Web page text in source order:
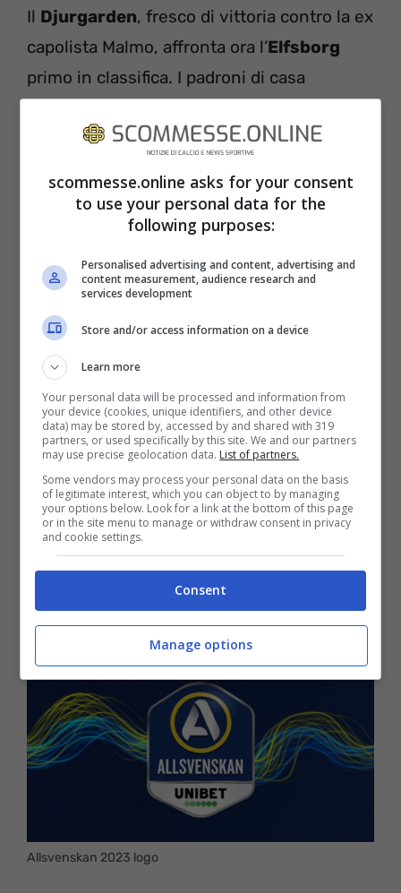
Il Djurgarden, fresco di vittoria contro la ex
capolista Malmo, affronta ora l’Elfsborg
primo in classifica. I padroni di casa
accorcerebbe clamorosamente le distanze
dell’ultimo pareggio, non sono riusciti a
mettere l’allungo per mettere un po’ di
margine rispetto alle inseguitrici. Da questa
gara potrebbe così uscire un altra candidata
alla vittoria del titolo.
Djurgarden (4-3-3):
Johansson, Lofgren, Danielson, Kaib;
Finndell, Berg, Schuller; Radetinac,
Elfsborg (4-3-3):Valdimarsson; Larsson,
Holmen, Henriksson, Hult; Qasem, Baidoo,
Romer; Okkels, Gudjohnsen, Bernhardsson.
All. Thelin
Allsvenskan 2023 logo
scommesse.online asks for your consent
to use your personal data for the
following purposes:
Personalised advertising and content, advertising and
content measurement, audience research and
services development
Store and/or access information on a device
Learn more
Your personal data will be processed and information from
your device (cookies, unique identifiers, and other device
data) may be stored by, accessed by and shared with 319
partners, or used specifically by this site. We and our partners
may use precise geolocation data. List of partners.
Some vendors may process your personal data on the basis
of legitimate interest, which you can object to by managing
your options below. Look for a link at the bottom of this page
or in the site menu to manage or withdraw consent in privacy
and cookie settings.
Consent
Manage options